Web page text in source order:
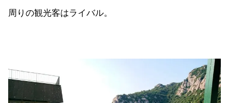
周りの観光客はライバル。